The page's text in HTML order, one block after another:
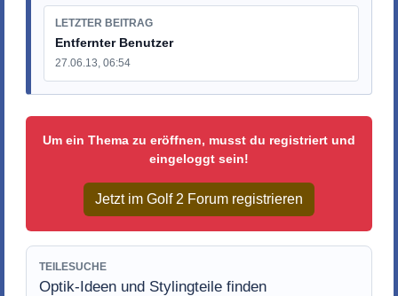
LETZTER BEITRAG
Entfernter Benutzer
27.06.13, 06:54
Um ein Thema zu eröffnen, musst du registriert und
eingeloggt sein!
Jetzt im Golf 2 Forum registrieren
TEILESUCHE
Optik-Ideen und Stylingteile finden